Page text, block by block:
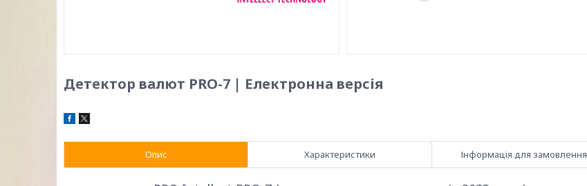
Детектор валют PRO-7 | Електронна версія
Опис Характеристики Інформація для замовлення